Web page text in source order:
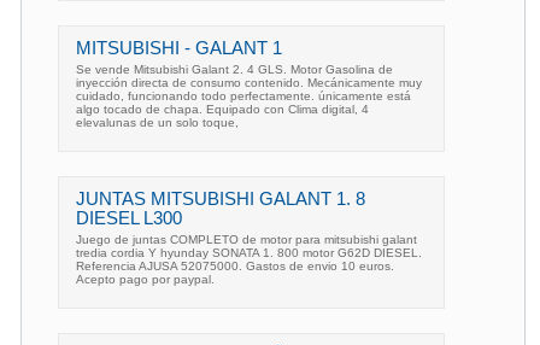
MITSUBISHI - GALANT 1
Se vende Mitsubishi Galant 2. 4 GLS. Motor Gasolina de
inyección directa de consumo contenido. Mecánicamente muy
cuidado, funcionando todo perfectamente. únicamente está
algo tocado de chapa. Equipado con Clima digital, 4
elevalunas de un solo toque,
JUNTAS MITSUBISHI GALANT 1. 8
DIESEL L300
Juego de juntas COMPLETO de motor para mitsubishi galant
tredia cordia Y hyunday SONATA 1. 800 motor G62D DIESEL.
Referencia AJUSA 52075000. Gastos de envio 10 euros.
Acepto pago por paypal.